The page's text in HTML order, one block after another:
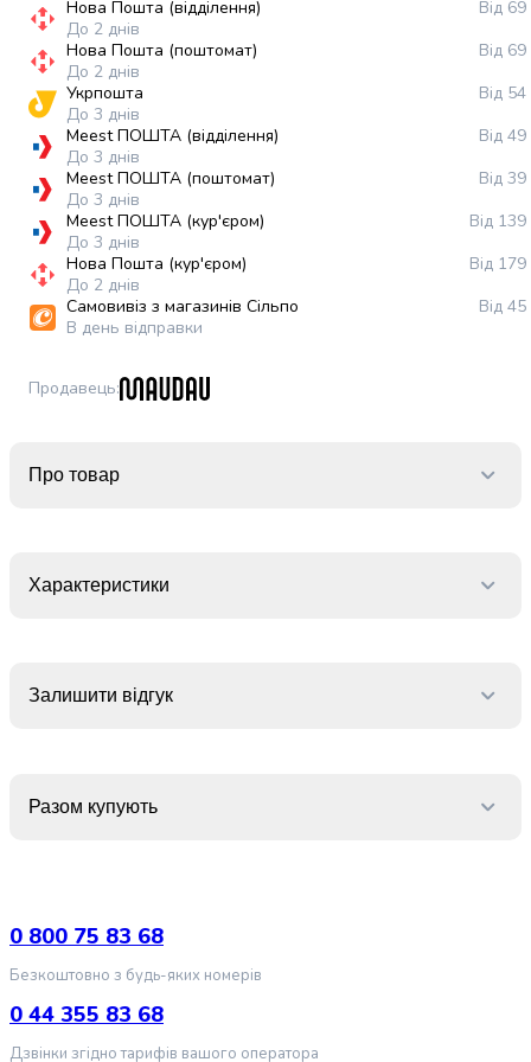
випічки
Борошно
Приправа
сіль
Оцет
Продукти
для
і
ролів
Желе
суміші
для
крупа
Пшенична
Кукурудзяна
Перлова
крупа
Пшоно
Консервовані
продукти
Рибні
Нова Пошта (відділення)
До 2 днів
Від
Нова Пошта (поштомат)
До 2 днів
Від
Укрпошта
До 3 днів
Від
Meest ПОШТА (відділення)
До 3 днів
Від
Meest ПОШТА (поштомат)
До 3 днів
Від
Meest ПОШТА (кур'єром)
До 3 днів
Від
Нова Пошта (кур'єром)
До 2 днів
Від
Самовивіз з магазинів Сільпо
В день відправки
Від
Продавець:
Про товар
Характеристики
Залишити відгук
Разом купують
0 800 75 83 68
Безкоштовно з будь-яких номерів
0 44 355 83 68
Дзвінки згідно тарифів вашого оператора